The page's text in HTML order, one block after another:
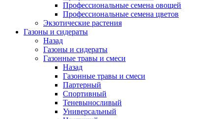
Профессиональные семена овощей
Профессиональные семена цветов
Экзотические растения
Газоны и сидераты
Назад
Газоны и сидераты
Газонные травы и смеси
Назад
Газонные травы и смеси
Партерный
Спортивный
Теневыносливый
Универсальный